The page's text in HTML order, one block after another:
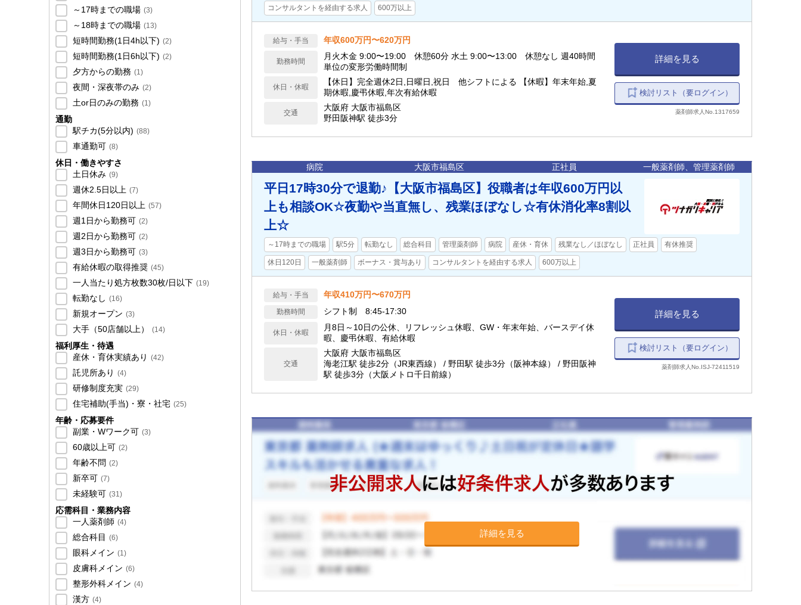
～17時までの職場 (3)
～18時までの職場 (13)
短時間勤務(1日4h以下) (2)
短時間勤務(1日6h以下) (2)
夕方からの勤務 (1)
夜間・深夜帯のみ (2)
土or日のみの勤務 (1)
通勤
駅チカ(5分以内) (88)
車通勤可 (8)
休日・働きやすさ
土日休み (9)
週休2.5日以上 (7)
年間休日120日以上 (57)
週1日から勤務可 (2)
週2日から勤務可 (2)
週3日から勤務可 (3)
有給休暇の取得推奨 (45)
一人当たり処方枚数30枚/日以下 (19)
転勤なし (16)
新規オープン (3)
大手（50店舗以上） (14)
福利厚生・待遇
産休・育休実績あり (42)
託児所あり (4)
研修制度充実 (29)
住宅補助(手当)・寮・社宅 (25)
年齢・応募要件
副業・Wワーク可 (3)
60歳以上可 (2)
年齢不問 (2)
新卒可 (7)
未経験可 (31)
応需科目・業務内容
一人薬剤師 (4)
総合科目 (6)
眼科メイン (1)
皮膚科メイン (6)
整形外科メイン (4)
漢方 (4)
コンサルタントを経由する求人 600万以上
給与・手当 年収600万円〜620万円
勤務時間
月火木金 9:00〜19:00 休憩60分 水土 9:00〜13:00 休憩なし 週40時間
単位の変形労働時間制
休日・休暇
【休日】完全週休2日,日曜日,祝日 他シフトによる 【休暇】年末年始,夏
期休暇,慶弔休暇,年次有給休暇
交通
大阪府 大阪市福島区
野田阪神駅 徒歩3分
詳細を見る
検討リスト（要ログイン）
薬剤師求人No.1317659
病院 大阪市福島区 正社員 一般薬剤師、管理薬剤師
平日17時30分で退勤♪【大阪市福島区】役職者は年収600万円以
上も相談OK☆夜勤や当直無し、残業ほぼなし☆有休消化率8割以
上☆
～17時までの職場 駅5分 転勤なし 総合科目 管理薬剤師 病院 産休・育休 残業なし／ほぼなし 正社員 有休推奨
休日120日 一般薬剤師 ボーナス・賞与あり コンサルタントを経由する求人 600万以上
給与・手当 年収410万円〜670万円
勤務時間 シフト制 8:45-17:30
休日・休暇
月8日～10日の公休、リフレッシュ休暇、GW・年末年始、バースデイ休
暇、慶弔休暇、有給休暇
交通
大阪府 大阪市福島区
海老江駅 徒歩2分（JR東西線） / 野田駅 徒歩3分（阪神本線） / 野田阪神
駅 徒歩3分（大阪メトロ千日前線）
詳細を見る
検討リスト（要ログイン）
薬剤師求人No.ISJ-72411519
詳細を見る